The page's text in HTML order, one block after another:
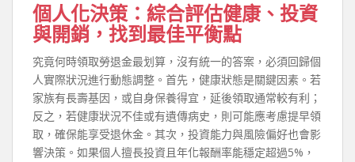
個人化決策：綜合評估健康、投資
與開銷，找到最佳平衡點
究竟何時領取勞退金最划算，沒有統一的答案，必須回歸個
人實際狀況進行動態調整。首先，健康狀態是關鍵因素。若
家族有長壽基因，或自身保養得宜，延後領取通常較有利；
反之，若健康狀況不佳或有遺傳病史，則可能應考慮提早領
取，確保能享受退休金。其次，投資能力與風險偏好也會影
響決策。如果個人擅長投資且年化報酬率能穩定超過5%，